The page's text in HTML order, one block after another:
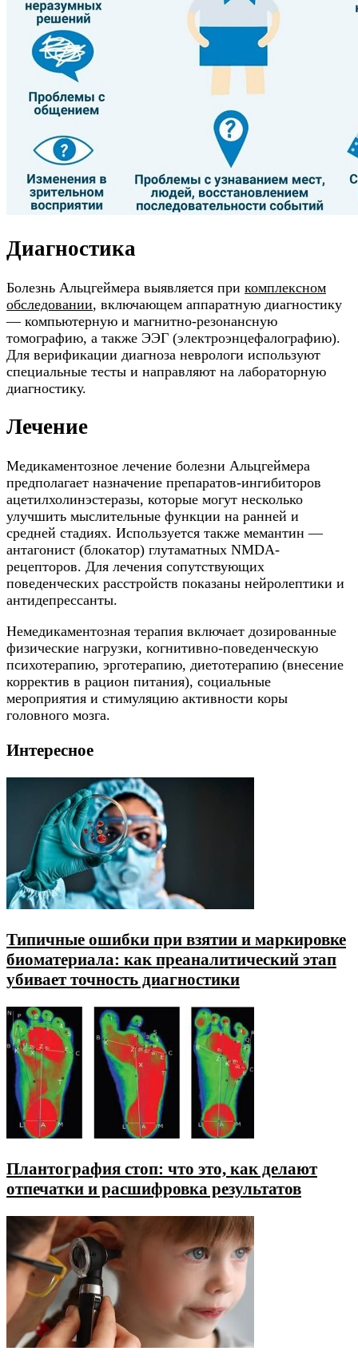
Диагностика
Болезнь Альцгеймера выявляется при комплексном
обследовании, включающем аппаратную диагностику
— компьютерную и магнитно-резонансную
томографию, а также ЭЭГ (электроэнцефалографию).
Для верификации диагноза неврологи используют
специальные тесты и направляют на лабораторную
диагностику.
Лечение
Медикаментозное лечение болезни Альцгеймера
предполагает назначение препаратов-ингибиторов
ацетилхолинэстеразы, которые могут несколько
улучшить мыслительные функции на ранней и
средней стадиях. Используется также мемантин —
антагонист (блокатор) глутаматных NMDA-
рецепторов. Для лечения сопутствующих
поведенческих расстройств показаны нейролептики и
антидепрессанты.
Немедикаментозная терапия включает дозированные
физические нагрузки, когнитивно-поведенческую
психотерапию, эрготерапию, диетотерапию (внесение
корректив в рацион питания), социальные
мероприятия и стимуляцию активности коры
головного мозга.
Интересное
Типичные ошибки при взятии и маркировке
биоматериала: как преаналитический этап
убивает точность диагностики
Плантография стоп: что это, как делают
отпечатки и расшифровка результатов